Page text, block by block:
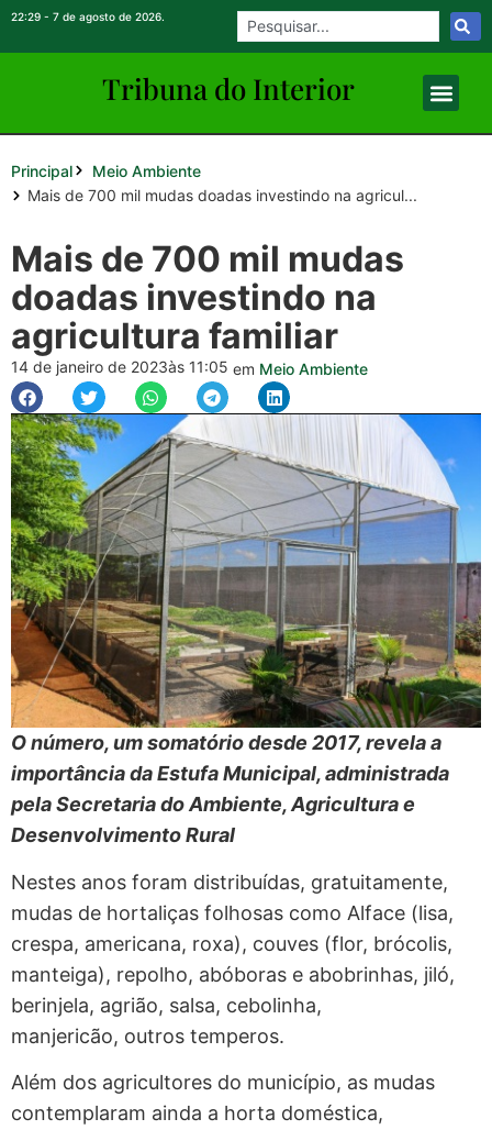
22:29 - 7 de agosto de 2026.
Tribuna do Interior
Principal
Meio Ambiente
Mais de 700 mil mudas doadas investindo na agricul...
Mais de 700 mil mudas
doadas investindo na
agricultura familiar
14 de janeiro de 2023às 11:05 em Meio Ambiente
O número, um somatório desde 2017, revela a
importância da Estufa Municipal, administrada
pela Secretaria do Ambiente, Agricultura e
Desenvolvimento Rural
Nestes anos foram distribuídas, gratuitamente,
mudas de hortaliças folhosas como Alface (lisa,
crespa, americana, roxa), couves (flor, brócolis,
manteiga), repolho, abóboras e abobrinhas, jiló,
berinjela, agrião, salsa, cebolinha,
manjericão, outros temperos.
Além dos agricultores do município, as mudas
contemplaram ainda a horta doméstica,